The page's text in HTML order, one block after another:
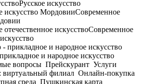
Русское искусство
Современное
Современное
и народное искусство
вопросы Прейскурант Услуги
виртуальный филиал Онлайн-покупка
среда Пушкинская карта